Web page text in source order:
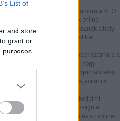
List of
and store
grant or
purposes
A kisvállalkozások számára a SEO
biztosít arra, hogy növeljék online
és versenyelőnyhöz jussanak a helyi
stratégiákkal érhetik el
hatékonyan.
A középvállalkozások számára a
megközelítése szükséges, hogy
maradjanak. A keresőoptimalizálás
az organikus forgalmat és javítani a
arányt.
Az e-kereskedelmi
számára a SEO kulcsfontosságú a
láthatóságának növelésében és az online